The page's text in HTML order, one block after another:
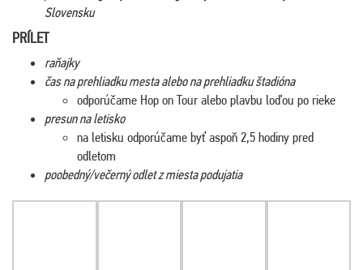
Slovensku
PRÍLET
raňajky
čas na prehliadku mesta alebo na prehliadku štadióna
odporúčame Hop on Tour alebo plavbu loďou po rieke
presun na letisko
na letisku odporúčame byť aspoň 2,5 hodiny pred
odletom
poobedný/večerný odlet z miesta podujatia